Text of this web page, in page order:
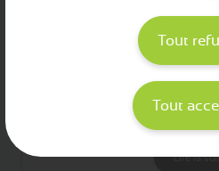
Découvrez la
Les campagnes de vaccination
jamais, notamment pour les
central dans la prévention des
Lire la
Tout
Tout